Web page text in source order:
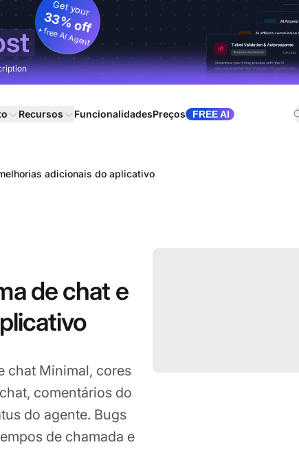
Get your
33% off
+ free AI Agent
Recursos FuncionalidadesPreços FREE AI
adicionais do aplicativo
de chat e
chat Minimal, cores
comentários do
do agente. Bugs
de chamada e